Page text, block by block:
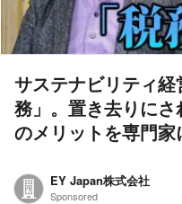
サステナビリティ
務」。置き去りに
のメリットを専門家
EY Japan株式会社
Sponsored